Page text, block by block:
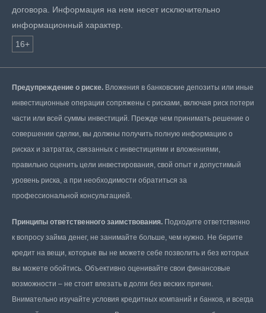
договора. Информация на нем несет исключительно
информационный характер.
16+
Предупреждение о риске. Вложения в банковские депозиты или иные
инвестиционные операции сопряжены с рисками, включая риск потери
части или всей суммы инвестиций. Прежде чем принимать решение о
совершении сделки, вы должны получить полную информацию о
рисках и затратах, связанных с инвестициями и вложениями,
правильно оценить цели инвестирования, свой опыт и допустимый
уровень риска, а при необходимости обратиться за
профессиональной консультацией.
Принципы ответственного заимствования. Подходите ответственно
к вопросу займа денег, не занимайте больше, чем нужно. Не берите
кредит на вещи, которые вы не можете себе позволить и без которых
вы можете обойтись. Объективно оценивайте свои финансовые
возможности – не стоит влезать в долги без веских причин.
Внимательно изучайте условия кредитных компаний и банков, и всегда